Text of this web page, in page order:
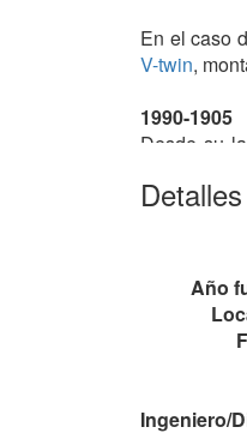
En el caso
V-twin,
1990-1905
Desde su
clásico en el
Estando
Mather
CX3, la
mitad y,
de manejo,
Detalles
Año
Ingeniero/